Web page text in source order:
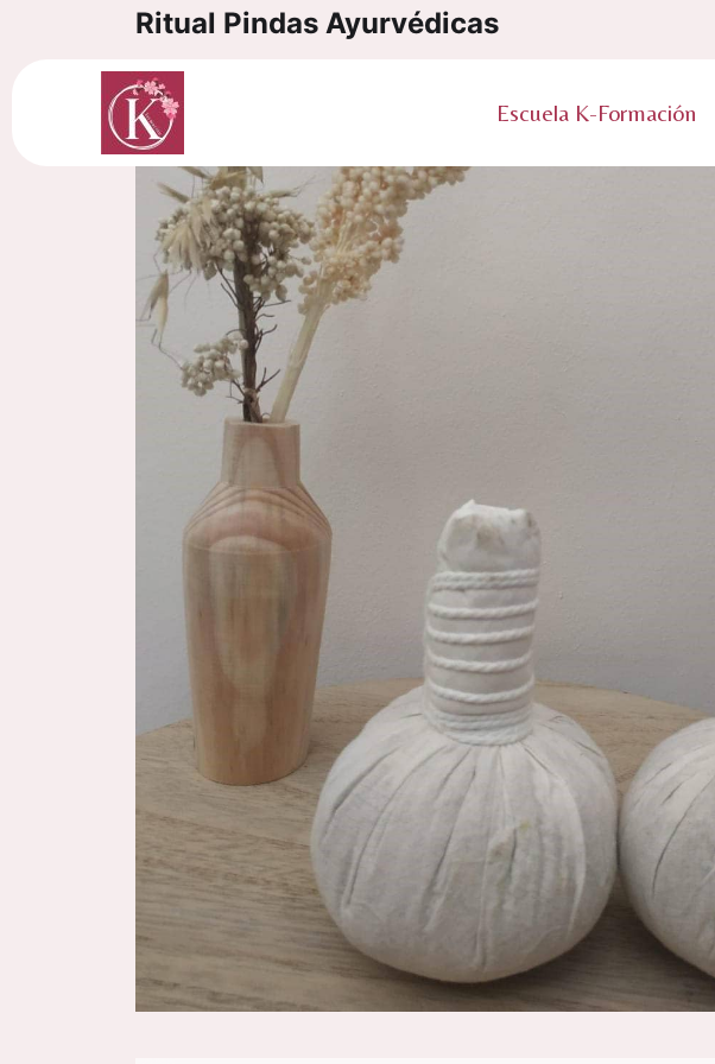
Escuela K-Formación
Ritual Pindas Ayurvédicas
Categorías: